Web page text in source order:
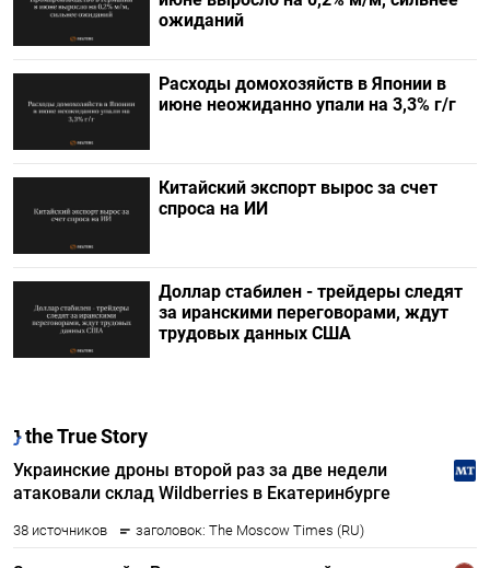
ожиданий
Расходы домохозяйств в Японии в
июне неожиданно упали на 3,3% г/г
Китайский экспорт вырос за счет
спроса на ИИ
Доллар стабилен - трейдеры следят
за иранскими переговорами, ждут
трудовых данных США